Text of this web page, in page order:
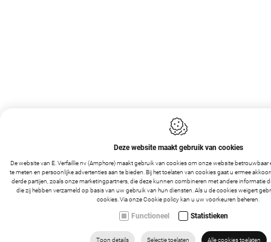
Deze website maakt gebruik van cookies
De website van E. Verfaillie nv (Amphore) maakt gebruik van cookies om onze website betrouwbaar
te meten en persoonlijke advertenties aan te bieden. Bij het toelaten van cookies gaat u ermee
derde partijen, zoals onze marketingpartners, die deze kunnen combineren met andere informatie
die zij hebben verzameld op basis van uw gebruik van hun diensten. Als u de cookies weigert
cookies. Via onzeCookie policy kan u uw voorkeuren beheren.
Functioneel Statistieken
Toon details Selectie toelaten Alle cookies toelaten
MAIL ONS HOME VIND ONS
IN WINKELMANDJE